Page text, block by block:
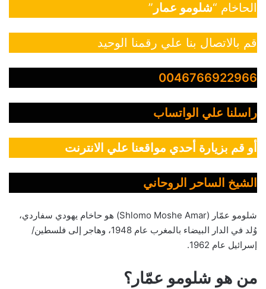
الحاخام “شلومو عمار ”
قم بالاتصال بنا علي رقمنا الوحيد
0046766922966
راسلنا علي الواتساب
أو قم بزيارة أحدي مواقعنا علي الانترنت
الشيخ الساحر الروحاني
شلومو عمّار (Shlomo Moshe Amar) هو حاخام يهودي سفاردي،
وُلد في الدار البيضاء بالمغرب عام 1948، وهاجر إلى فلسطين/
إسرائيل عام 1962.
من هو شلومو عمّار؟